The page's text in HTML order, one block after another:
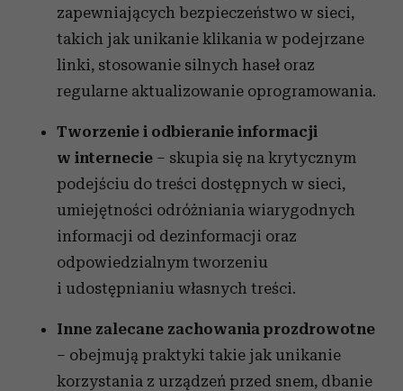
zapewniających bezpieczeństwo w sieci,
takich jak unikanie klikania w podejrzane
linki, stosowanie silnych haseł oraz
regularne aktualizowanie oprogramowania.
Tworzenie i odbieranie informacji
w internecie – skupia się na krytycznym
podejściu do treści dostępnych w sieci,
umiejętności odróżniania wiarygodnych
informacji od dezinformacji oraz
odpowiedzialnym tworzeniu
i udostępnianiu własnych treści.
Inne zalecane zachowania prozdrowotne
– obejmują praktyki takie jak unikanie
korzystania z urządzeń przed snem, dbanie